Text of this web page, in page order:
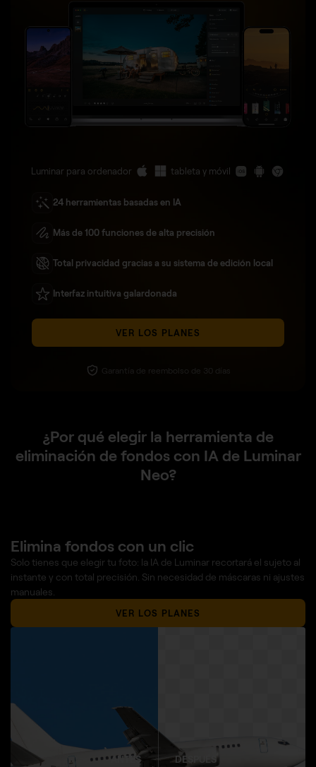
Luminar para ordenador tableta y móvil
24 herramientas basadas en IA
Más de 100 funciones de alta precisión
Total privacidad gracias a su sistema de edición local
Interfaz intuitiva galardonada
VER LOS PLANES
Garantía de reembolso de 30 días
¿Por qué elegir la herramienta de
eliminación de fondos con IA de Luminar
Neo?
ANTES DESPUÉS
Elimina fondos con un clic
Solo tienes que elegir tu foto: la IA de Luminar recortará el sujeto al
instante y con total precisión. Sin necesidad de máscaras ni ajustes
manuales.
VER LOS PLANES